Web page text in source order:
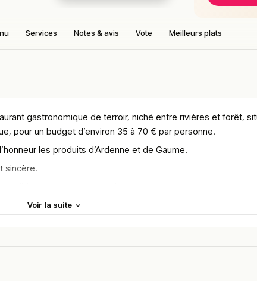
Services Notes & avis Vote Meilleurs plats
gastronomique de terroir, niché entre rivières et forêt,
pour un budget d’environ 35 à 70 € par personne.
les produits d’Ardenne et de Gaume.
sincère.
province de Luxembourg belge.
forestier proche du domaine du Pont d’Oye.
Voir la suite